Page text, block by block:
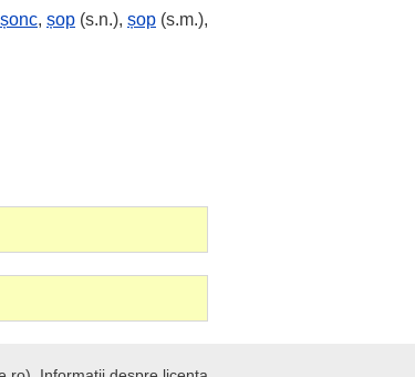
șonc, șop (s.n.), șop (s.m.),